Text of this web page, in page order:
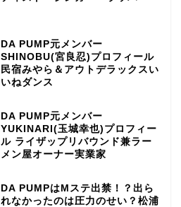
DA PUMP元メンバー
SHINOBU(宮良忍)プロフィール
民宿みやら＆アウトデラックスい
いねダンス
DA PUMP元メンバー
YUKINARI(玉城幸也)プロフィー
ル ライザップリバウンド兼ラー
メン屋オーナー実業家
DA PUMPはMステ出禁！？出ら
れなかったのは圧力のせい？松浦